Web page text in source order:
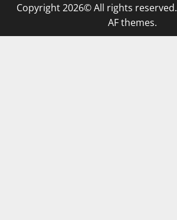
Copyright 2026© All rights reserved.
AF themes.